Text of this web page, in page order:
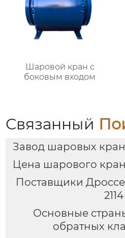
Шаровой кран с
боковым входом
Связанный
Завод шаровых
Цена шарового
Поставщики
2114
Основные
обратных